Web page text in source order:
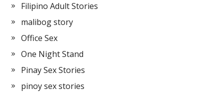
Filipino Adult Stories
malibog story
Office Sex
One Night Stand
Pinay Sex Stories
pinoy sex stories